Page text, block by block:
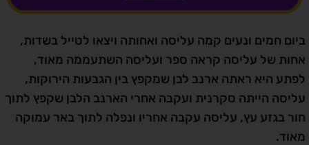
ביום חמים ונעים קמה עליסה ואחותה ויצאו לטייל בשדות,
אחות של עליסה קראה ספר ועליסה השתעממה מאוד,
לפתע היא ראתה ארנב לבן שמקפץ בין הגבעות הירוקות,
עליסה הייתה סקרנית ועקבה אחרי הארנב הלבן שקפץ לתוך
חור בגזע עץ, עליסה עקבה אחריו ונפלה לתוך באר עמוקה
מאוד.